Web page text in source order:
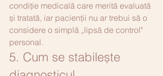
condiție medicală care merită evaluată
și tratată, iar pacienții nu ar trebui să o
considere o simplă „lipsă de control"
personal.
5. Cum se stabilește